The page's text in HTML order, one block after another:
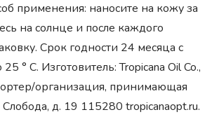
применения: наносите на кожу за
на солнце и после каждого
Срок годности 24 месяца с
° С. Изготовитель: Tropicana Oil Co.,
организация, принимающая
д. 19 115280 tropicanaopt.ru.